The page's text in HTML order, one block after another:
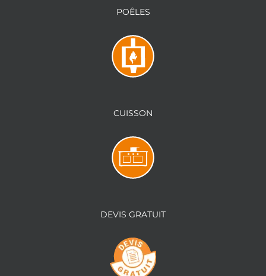
POÊLES
CUISSON
DEVIS GRATUIT